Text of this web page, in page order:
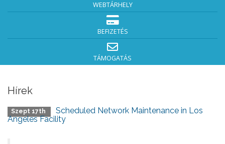
WEBTÁRHELY
BEFIZETÉS
TÁMOGATÁS
Hírek
Szept 17th
Scheduled Network Maintenance in Los
Angeles Facility